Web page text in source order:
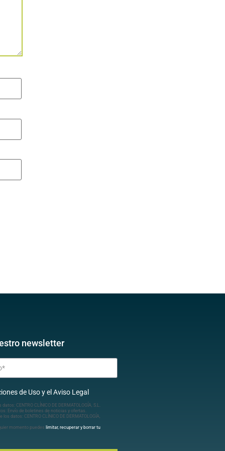
newsletter
de Uso y el Aviso Legal
CENTRO CLÍNICO DE DERMATOLOGÍA, S.L.
Envío de boletines de noticias y ofertas.
datos: CENTRO CLÍNICO DE DERMATOLOGÍA,
momento puedes limitar, recuperar y borrar tu